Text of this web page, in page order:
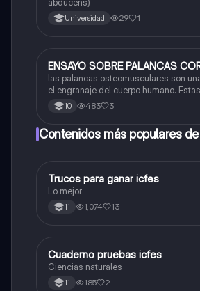
abducens)
Universidad 29 1
Biologia
ENSAYO SOBRE PALANCAS
las palancas osteomusculares son
el engranaje del cuerpo humano.
formadas por una combinación
músculos y articulaciones, permiten la
transmisión de fuerzas para lograr
eficien
10 483 3
Contenidos más populares
Química
Trucos para ganar icfes
Lo mejor
11 1,074 13
Biologia
Cuaderno pruebas icfes
Ciencias naturales
11 185 2